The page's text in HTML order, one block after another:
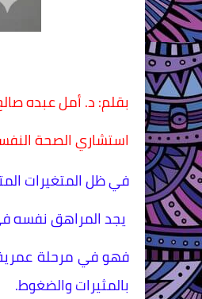
​بقلم: د. أمل عبده
استشاري الصحة
​في ظل المتغيرات
يجد المراهق نفسه
فهو في مرحلة عمرية
بالمثيرات والضغوط.